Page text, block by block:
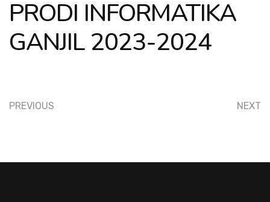
PRODI INFORMATIKA
GANJIL 2023-2024
PREVIOUS NEXT